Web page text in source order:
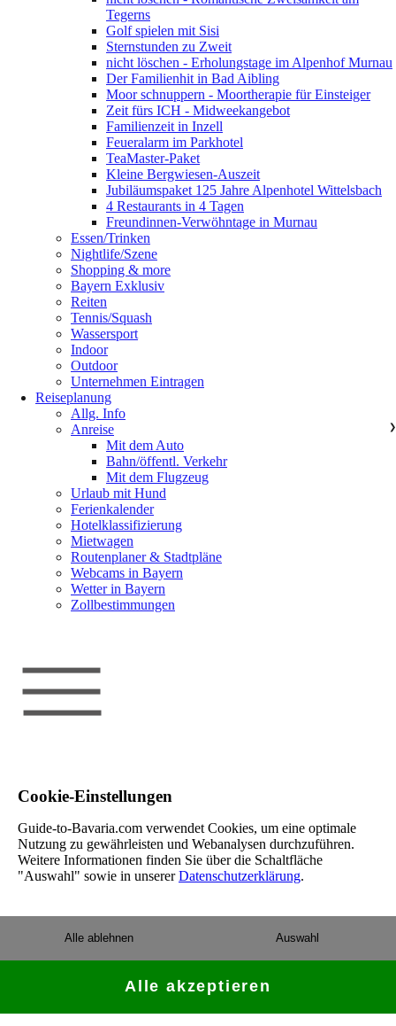
Tegerns
Golf spielen mit Sisi
Sternstunden zu Zweit
nicht löschen - Erholungstage im Alpenhof Murnau
Der Familienhit in Bad Aibling
Moor schnuppern - Moortherapie für Einsteiger
Zeit fürs ICH - Midweekangebot
Familienzeit in Inzell
Feueralarm im Parkhotel
TeaMaster-Paket
Kleine Bergwiesen-Auszeit
Jubiläumspaket 125 Jahre Alpenhotel Wittelsbach
4 Restaurants in 4 Tagen
Freundinnen-Verwöhntage in Murnau
Essen/Trinken
Nightlife/Szene
Shopping & more
Bayern Exklusiv
Reiten
Tennis/Squash
Wassersport
Indoor
Outdoor
Unternehmen Eintragen
Reiseplanung
Allg. Info
Anreise
❯
Mit dem Auto
Bahn/öffentl. Verkehr
Mit dem Flugzeug
Urlaub mit Hund
Ferienkalender
Hotelklassifizierung
Mietwagen
Routenplaner & Stadtpläne
Webcams in Bayern
Wetter in Bayern
Zollbestimmungen
Cookie-Einstellungen
Guide-to-Bavaria.com verwendet Cookies, um eine optimale
Nutzung zu gewährleisten und Webanalysen durchzuführen.
Weitere Informationen finden Sie über die Schaltfläche
"Auswahl" sowie in unsererDatenschutzerklärung.
Auswahl
Alle ablehnen
Alle akzeptieren